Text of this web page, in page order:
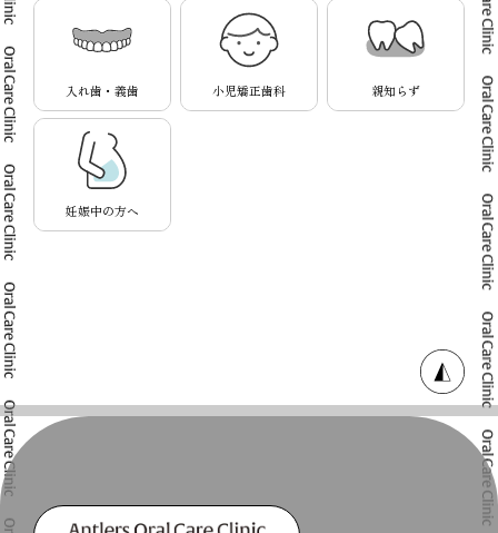
入れ歯・義歯 小児矯正歯科 親知らず
妊娠中の方へ